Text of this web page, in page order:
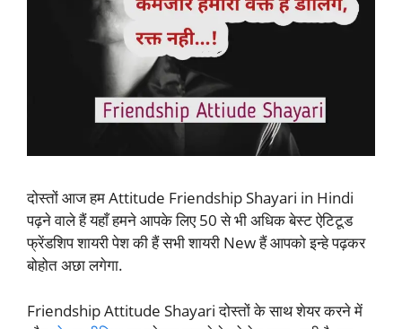
दोस्तों आज हम Attitude Friendship Shayari in Hindi
पढ़ने वाले हैं यहाँ हमने आपके लिए 50 से भी अधिक बेस्ट ऐटिटूड
फ्रेंडशिप शायरी पेश की हैं सभी शायरी New हैं आपको इन्हे पढ़कर
बोहोत अछा लगेगा.
Friendship Attitude Shayari दोस्तों के साथ शेयर करने में